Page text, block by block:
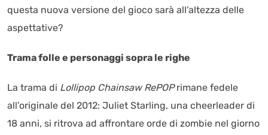
questa nuova versione del gioco sarà all’altezza delle
aspettative?
Trama folle e personaggi sopra le righe
La trama di Lollipop Chainsaw RePOPrimane fedele
all’originale del 2012: Juliet Starling, una cheerleader di
18 anni, si ritrova ad affrontare orde di zombie nel giorno